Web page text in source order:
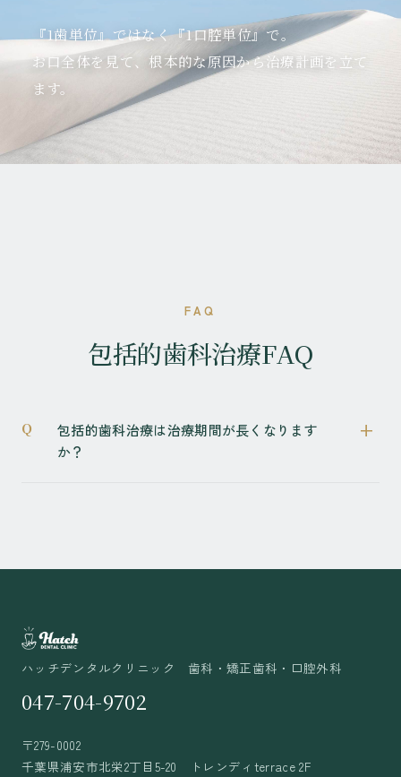
『1歯単位』ではなく『1口腔単位』で。
お口全体を見て、根本的な原因から治療計画を立て
ます。
FAQ
包括的歯科治療FAQ
包括的歯科治療は治療期間が長くなります
か？
ハッチデンタルクリニック 歯科・矯正歯科・口腔外科
047-704-9702
〒279-0002
千葉県浦安市北栄2丁目5-20 トレンディterrace 2F